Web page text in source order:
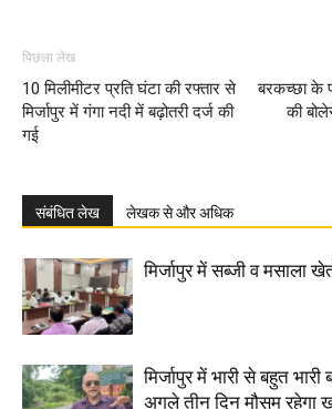
पिछला लेख
10 मिलीमीटर प्रति घंटा की रफ्तार से
मिर्जापुर में गंगा नदी में बढ़ोतरी दर्ज की
गई
बरकच्छा के
की
संबंधित लेख लेखक से और अधिक
मिर्जापुर में सब्जी व मसाला
मिर्जापुर में भारी से बहुत
अगले तीन दिन मौसम रहेगा